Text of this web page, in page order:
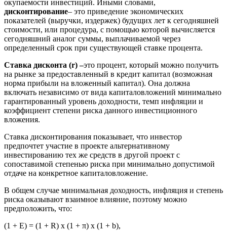
окупаемости инвестиций. Иными словами,
дисконтирование– это приведение экономических
показателей (выручки, издержек) будущих лет к сегодняшней
стоимости, или процедура, с помощью которой вычисляется
сегодняшний аналог суммы, выплачиваемой через
определенный срок при существующей ставке процента.
Ставка дисконта (r) –это процент, который можно получить
на рынке за предоставленный в кредит капитал (возможная
норма прибыли на вложенный капитал). Она должна
включать независимо от вида капиталовложений минимально
гарантированный уровень доходности, темп инфляции и
коэффициент степени риска данного инвестиционного
вложения.
Ставка дисконтирования показывает, что инвестор
предпочтет участие в проекте альтернативному
инвестированию тех же средств в другой проект с
сопоставимой степенью риска при минимально допустимой
отдаче на конкретное капиталовложение.
В общем случае минимальная доходность, инфляция и степень
риска оказывают взаимное влияние, поэтому можно
предположить, что:
(1 + Е) = (1 + R) х (1 + π) х (1 + b),